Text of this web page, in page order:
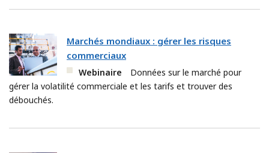
Marchés mondiaux : gérer les risques
commerciaux
Webinaire
Données sur le marché pour
gérer la volatilité commerciale et les tarifs et trouver des
débouchés.